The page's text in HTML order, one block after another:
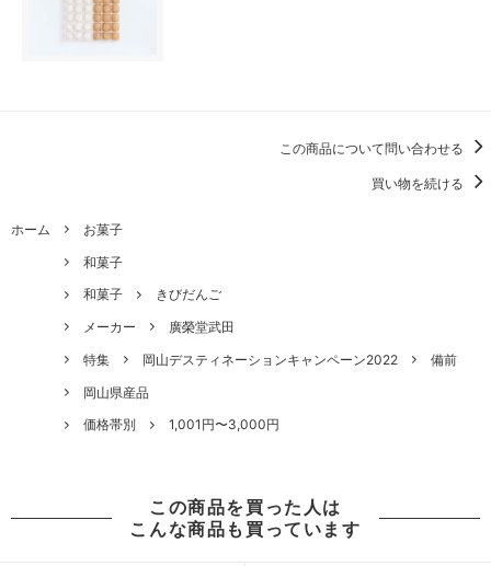
この商品について問い合わせる
買い物を続ける
ホーム
お菓子
和菓子
和菓子
きびだんご
メーカー
廣榮堂武田
特集
岡山デスティネーションキャンペーン2022
備前
岡山県産品
価格帯別
1,001円〜3,000円
この商品を買った人は
こんな商品も買っています